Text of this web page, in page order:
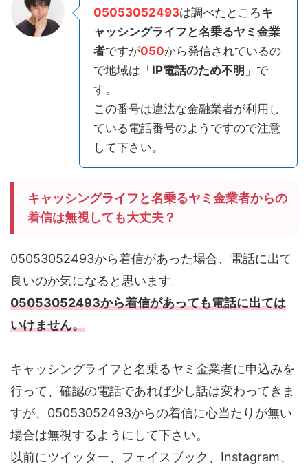
05053052493は調べたところキ
ャッシングライフと名乗るヤミ金業
者ですが050から発信されているの
で地域は「 IP電話のため不明 」で
す。
この番号は違法な金融業者が利用し
ている電話番号のようですので注意
して下さい。
キャッシングライフと名乗るヤミ金業者からの
着信は無視しても大丈夫？
05053052493から着信があった場合、電話に出て
良いのか気になると思います。
05053052493から着信があっても電話に出ては
いけません。
キャッシングライフと名乗るヤミ金業者に申込みを
行って、確認の電話であれば少し話は変わってきま
すが、05053052493からの着信に心当たりが無い
場合は無視するようにして下さい。
以前にツイッター、フェイスブック、Instagram、